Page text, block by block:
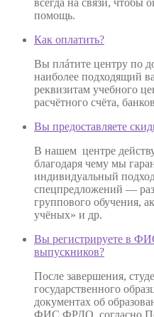
помощь.
Как оплатить?
Вы плáтите центру по
наиболее подходящий
реквизитам учебного
расчётного счёта,
Вы предоставляете
В нашем центре
благодаря чему мы
индивидуальный
спецпредложений —
группового обучения,
учёных» и др.
Вы регистрируете в
выпускников?
После завершения,
государственного
документах об
ФИС ФРДО, согласно